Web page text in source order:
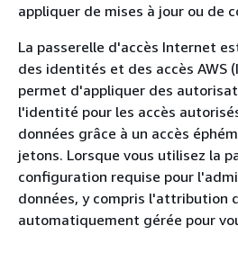
appliquer de mises à jour ou de
La passerelle d'accès Internet
des identités et des accès AWS
permet d'appliquer des
l'identité pour les accès
données grâce à un accès
jetons. Lorsque vous utilisez la
configuration requise pour
données, y compris l'attribution
automatiquement gérée pour